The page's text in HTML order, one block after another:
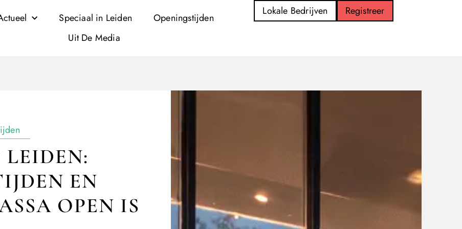
Speciaal in Leiden
Openingstijden
Uit De Media
Registreer
Lokale Bedrijven
LEIDEN:
EN
OPEN IS